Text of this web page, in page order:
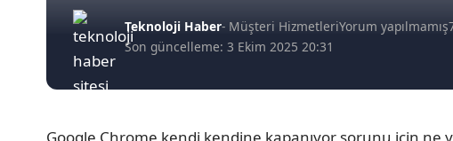
Son güncelleme: 3 Ekim 2025 20:31
Teknoloji Haber- Müşteri HizmetleriYorum yapılmamış
Google Chrome kendi kendine kapanıyor sorunu için ne